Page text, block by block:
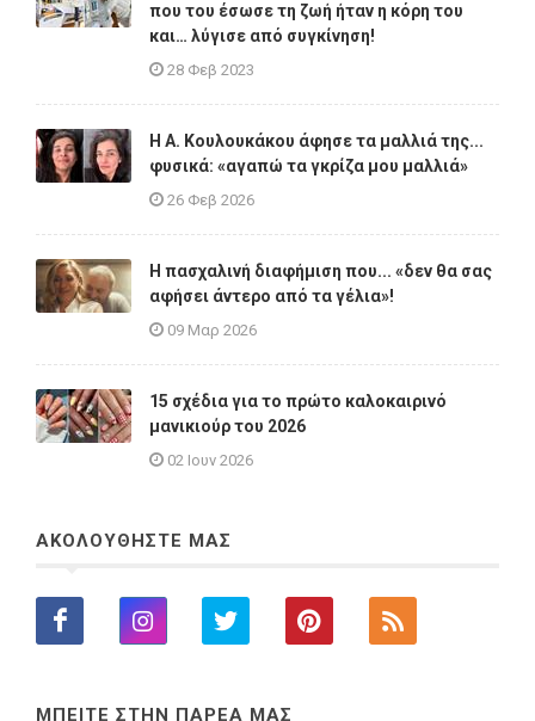
που του έσωσε τη ζωή ήταν η κόρη του
και… λύγισε από συγκίνηση!
28 Φεβ 2023
Η A. Κουλουκάκου άφησε τα μαλλιά της...
φυσικά: «αγαπώ τα γκρίζα μου μαλλιά»
26 Φεβ 2026
Η πασχαλινή διαφήμιση που... «δεν θα σας
αφήσει άντερο από τα γέλια»!
09 Μαρ 2026
15 σχέδια για το πρώτο καλοκαιρινό
μανικιούρ του 2026
02 Ιουν 2026
ΑΚΟΛΟΥΘΗΣΤΕ ΜΑΣ
ΜΠΕΙΤΕ ΣΤΗΝ ΠΑΡΕΑ ΜΑΣ